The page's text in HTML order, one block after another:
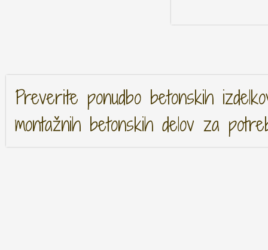
Preverite ponudbo betonskih
montažnih betonskih delov za